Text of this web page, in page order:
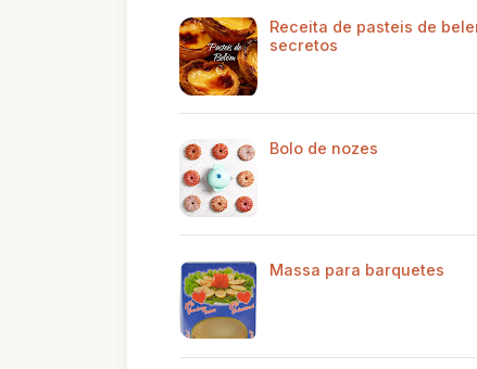
Receita de pasteis de
secretos
Bolo de nozes
Massa para barquetes